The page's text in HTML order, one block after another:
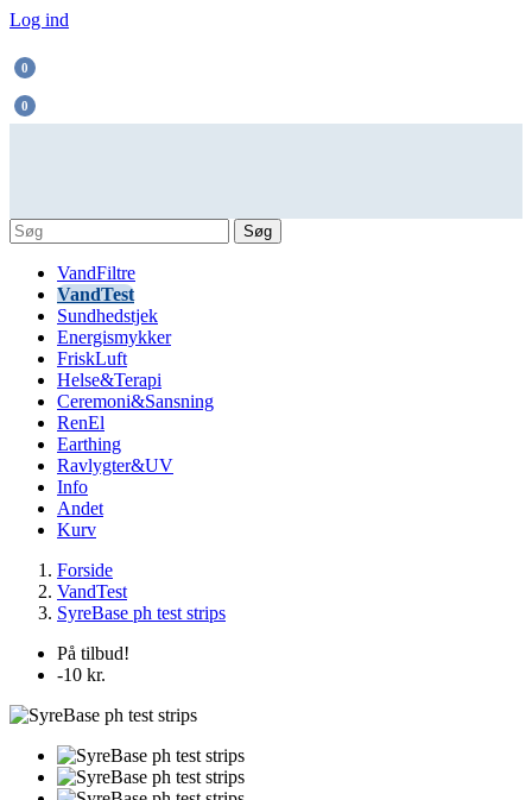
Log ind
0
0
Søg
VandFiltre
VandTest
Sundhedstjek
Energismykker
FriskLuft
Helse&Terapi
Ceremoni&Sansning
RenEl
Earthing
Ravlygter&UV
Info
Andet
Kurv
Forside
VandTest
SyreBase ph test strips
På tilbud!
-10 kr.